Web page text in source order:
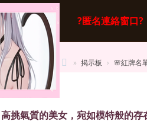
?匿名連絡窗口?
掲示板
番
» 掲示板 › 🌸紅牌名
高挑氣質的美女，宛如模特般的存